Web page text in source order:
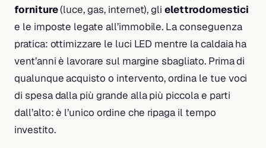
forniture(luce, gas, internet), glielettrodomestici
e le imposte legate all’immobile. La conseguenza
pratica: ottimizzare le luci LED mentre la caldaia ha
vent’anni è lavorare sul margine sbagliato. Prima di
qualunque acquisto o intervento, ordina le tue voci
di spesa dalla più grande alla più piccola e parti
dall’alto: è l’unico ordine che ripaga il tempo
investito.